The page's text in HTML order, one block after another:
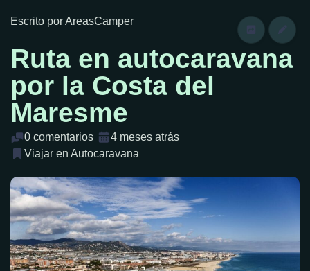
Escrito por AreasCamper
Ruta en autocaravana
por la Costa del
Maresme
0 comentarios
4 meses atrás
Viajar en Autocaravana